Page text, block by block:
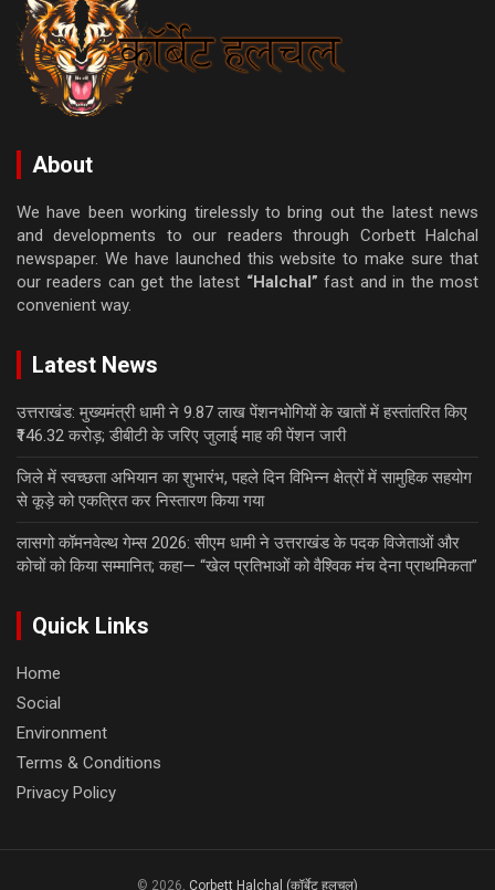
About
We have been working tirelessly to bring out the latest news
and developments to our readers through Corbett Halchal
newspaper. We have launched this website to make sure that
our readers can get the latest “Halchal” fast and in the most
convenient way.
Latest News
उत्तराखंड: मुख्यमंत्री धामी ने 9.87 लाख पेंशनभोगियों के खातों में हस्तांतरित किए
₹146.32 करोड़; डीबीटी के जरिए जुलाई माह की पेंशन जारी
जिले में स्वच्छता अभियान का शुभारंभ, पहले दिन विभिन्न क्षेत्रों में सामुहिक सहयोग
से कूड़े को एकत्रित कर निस्तारण किया गया
लासगो कॉमनवेल्थ गेम्स 2026: सीएम धामी ने उत्तराखंड के पदक विजेताओं और
कोचों को किया सम्मानित; कहा— “खेल प्रतिभाओं को वैश्विक मंच देना प्राथमिकता”
Quick Links
Home
Social
Environment
Terms & Conditions
Privacy Policy
© 2026, Corbett Halchal (कॉर्बेट हलचल)